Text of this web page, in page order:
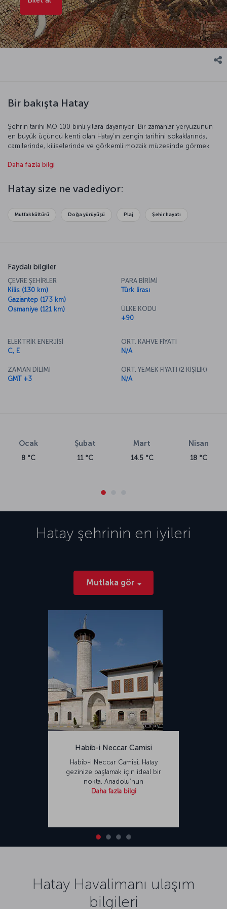
Bir bakışta Hatay
Şehrin tarihi MÖ 100 binli yıllara dayanıyor. Bir zamanlar yeryüzünün
en büyük üçüncü kenti olan Hatay’ın zengin tarihini sokaklarında,
camilerinde, kiliselerinde ve görkemli mozaik müzesinde görmek
ziyaretçilerini kendine hayran bırakıyor. Tarihte çıkacağınız
Daha fazla bilgi
Hatay size ne vadediyor:
Mutfak kültürü Doğa yürüyüşü Plaj Şehir hayatı
Faydalı bilgiler
ÇEVRE ŞEHİRLER
Kilis (130 km)
Gaziantep (173 km)
Osmaniye (121 km)
PARA BİRİMİ
Türk lirası
ÜLKE KODU
+90
ELEKTRİK ENERJİSİ
C, E
ZAMAN DİLİMİ
GMT +3
ORT. KAHVE FİYATI
N/A
ORT. YEMEK FİYATI (2 KİŞİLİK)
N/A
Ocak
8 °C
Şubat
11 °C
Mart
14.5 °C
Nisan
18 °C
Hatay şehrinin en iyileri
Mutlaka gör
Habib-i Neccar Camisi
Habib-i Neccar Camisi, Hatay
gezinize başlamak için ideal bir
nokta. Anadolu’nun
Daha fazla bilgi
Hatay Havalimanı ulaşım
bilgileri